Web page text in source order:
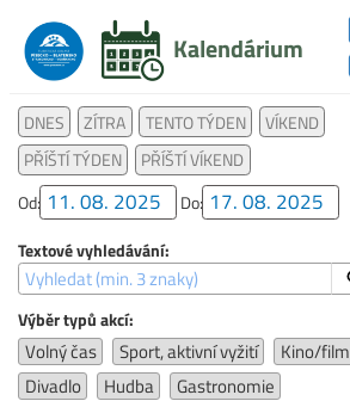
Kalendárium
DNES ZÍTRA TENTO TÝDEN
VÍKEND
PŘÍŠTÍ TÝDEN
PŘÍŠTÍ VÍKEND
Od:
Do:
Textové vyhledávání:
Výběr typů akcí:
Volný čas Sport, aktivní vyžití
Kino/film
Divadlo
Hudba
Gastronomie